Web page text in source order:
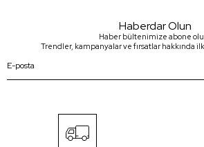
Haberdar Olun
Haber bültenimize abone
Trendler, kampanyalar ve fırsatlar hakkında